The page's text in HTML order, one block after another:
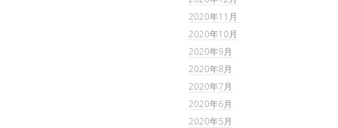
2020年11月
2020年10月
2020年9月
2020年8月
2020年7月
2020年6月
2020年5月